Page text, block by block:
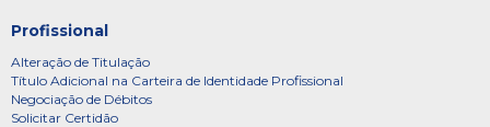
Profissional
Alteração de Titulação
Título Adicional na Carteira de Identidade Profissional
Negociação de Débitos
Solicitar Certidão